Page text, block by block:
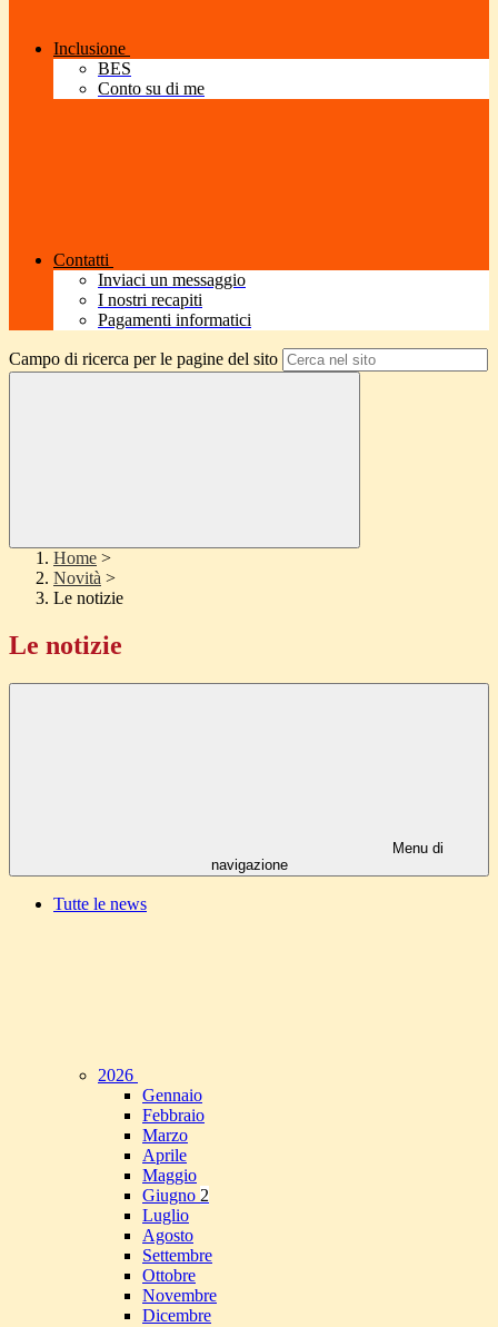
Inclusione
BES
Conto su di me
Contatti
Inviaci un messaggio
I nostri recapiti
Pagamenti informatici
Campo di ricerca per le pagine del sito
Home >
Novità >
Le notizie
Le notizie
Menu di
navigazione
Tutte le news
2026
Gennaio
Febbraio
Marzo
Aprile
Maggio
Giugno 2
Luglio
Agosto
Settembre
Ottobre
Novembre
Dicembre